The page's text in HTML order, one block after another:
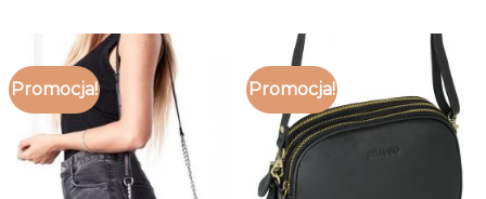
Promocja! Promocja!